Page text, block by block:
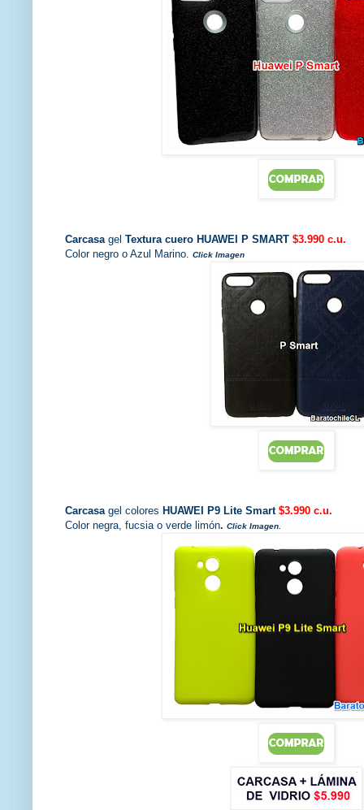
Carcasa gel Textura cuero HUAWEI P SMART $3.990 c.u.
Color negro o Azul Marino. Click Imagen
Carcasagel colores HUAWEI P9 Lite Smart $3.990 c.u.
Color negra, fucsia o verde limón. Click Imagen.